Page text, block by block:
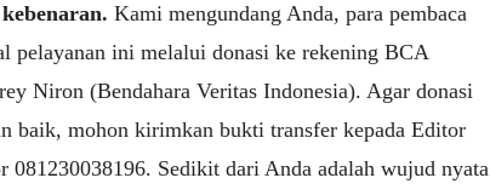
Kami mengundang Anda, para pembaca
pelayanan ini melalui donasi ke rekening BCA
Niron (Bendahara Veritas Indonesia). Agar donasi
baik, mohon kirimkan bukti transfer kepada Editor
Sedikit dari Anda adalah wujud nyata